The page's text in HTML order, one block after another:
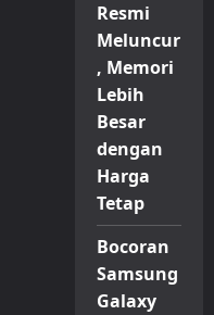
Resmi
Meluncur
, Memori
Lebih
Besar
dengan
Harga
Tetap
Bocoran
Samsung
Galaxy